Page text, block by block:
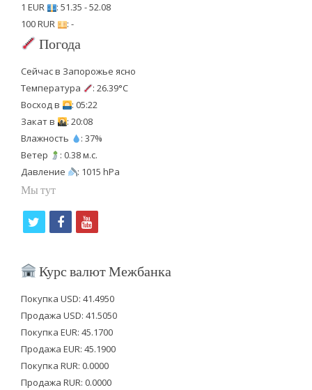
1 EUR
: 51.35 - 52.08
100 RUR
: -
Погода
Сейчас в Запорожье ясно
Температура
: 26.39°C
Восход в
: 05:22
Закат в
: 20:08
Влажность
: 37%
Ветер
: 0.38 м.с.
Давление
: 1015 hPa
Мы тут
i
t
e
r
f
c
b
o
o
k
y
u
u
b
e
Курс валют Межбанка
Покупка USD: 41.4950
Продажа USD: 41.5050
Покупка EUR: 45.1700
Продажа EUR: 45.1900
Покупка RUR: 0.0000
Продажа RUR: 0.0000